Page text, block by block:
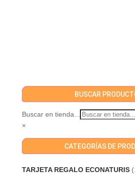
BUSCAR
Buscar en tienda...
×
CATEGORÍAS DE
TARJETA REGALO ECONATURIS